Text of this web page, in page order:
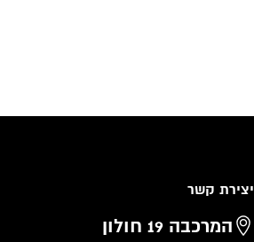
יצירת קשר
המרכבה 19 חולון